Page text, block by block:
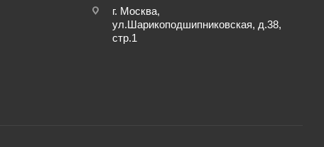
г. Москва,
ул.Шарикоподшипниковская, д.38,
стр.1